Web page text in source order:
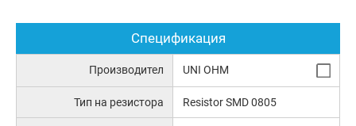
Спецификация
Производител UNI OHM
Тип на резистора Resistor SMD 0805